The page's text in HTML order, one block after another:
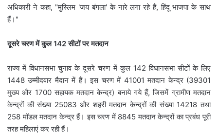
अधिकारी ने कहा, "मुस्लिम 'जय बंगला' के नारे लगा रहे हैं, हिंदू भाजपा के साथ
हैं।"
दूसरे चरण में कुल 142 सीटों पर मतदान
राज्य में विधानसभा चुनाव के दूसरे चरण में कुल 142 विधानसभा सीटों के लिए
1448 उम्मीदवार मैदान में हैं। इस चरण में 41001 मतदान केन्द्र (39301
मुख्य और 1700 सहायक मतदान केन्द्र) बनाये गये हैं, जिसमें ग्रामीण मतदान
केन्द्रों की संख्या 25083 और शहरी मतदान केन्द्रों की संख्या 14218 तथा
258 मॉडल मतदान केन्द्र हैं। इस चरण में 8845 मतदान केन्द्रों का प्रबंध पूरी
तरह महिलाएं कर रही हैं।